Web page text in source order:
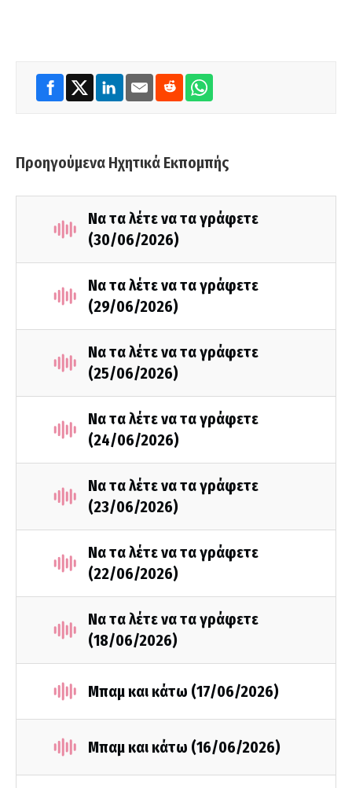
Προηγούμενα Ηχητικά Εκπομπής
Να τα λέτε να τα γράφετε
(30/06/2026)
Να τα λέτε να τα γράφετε
(29/06/2026)
Να τα λέτε να τα γράφετε
(25/06/2026)
Να τα λέτε να τα γράφετε
(24/06/2026)
Να τα λέτε να τα γράφετε
(23/06/2026)
Να τα λέτε να τα γράφετε
(22/06/2026)
Να τα λέτε να τα γράφετε
(18/06/2026)
Μπαμ και κάτω (17/06/2026)
Μπαμ και κάτω (16/06/2026)